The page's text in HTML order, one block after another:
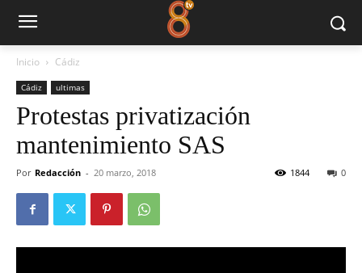
Inicio Cádiz
Cádiz ultimas
Protestas privatización
mantenimiento SAS
Por Redacción - 20 marzo, 2018 0
1844